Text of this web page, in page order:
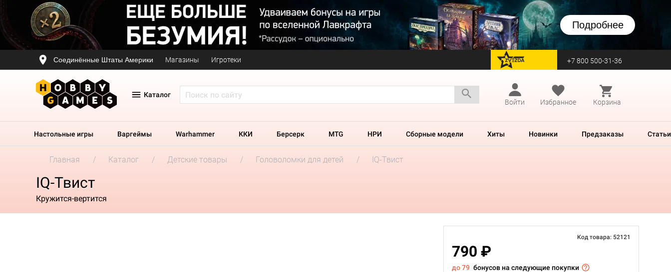
Подробнее
Соединённые Штаты Америки Магазины Игротеки перейти на Zvezda +7 800 500-31-36
Каталог
Войти
Избранное Корзина
Настольные игры Варгеймы Warhammer ККИ Берсерк MTG НРИ Сборные модели Хиты Новинки Предзаказы Статьи
Главная Каталог Детские товары Головоломки для детей IQ-Твист
IQ-Твист
Кружится-вертится
Код товара: 52121
790 ₽
до 79 бонусов на следующие покупки